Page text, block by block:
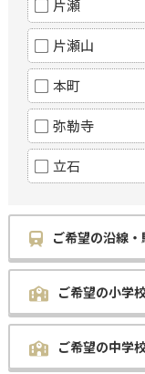
片瀬
片瀬山
本町
弥勒寺
立石
ご希望の沿線
ご希望の小学
ご希望の中学